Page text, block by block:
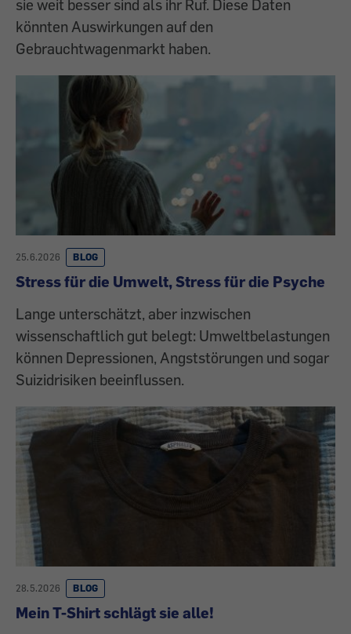
sie weit besser sind als ihr Ruf. Diese Daten
könnten Auswirkungen auf den
Gebrauchtwagenmarkt haben.
25.6.2026 BLOG
Stress für die Umwelt, Stress für die Psyche
Lange unterschätzt, aber inzwischen
wissenschaftlich gut belegt: Umweltbelastungen
können Depressionen, Angststörungen und sogar
Suizidrisiken beeinflussen.
28.5.2026 BLOG
Mein T-Shirt schlägt sie alle!